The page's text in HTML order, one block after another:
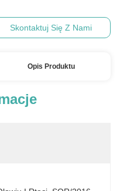
Skontaktuj Się Z Nami
Opis Produktu